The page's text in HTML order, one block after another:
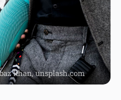
khan, unsplash.com